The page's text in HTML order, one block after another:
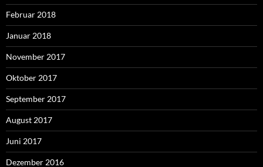
Februar 2018
Januar 2018
November 2017
Oktober 2017
September 2017
August 2017
Juni 2017
Dezember 2016